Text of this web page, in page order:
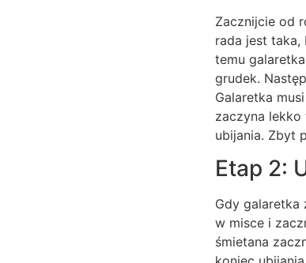
Zacznijcie od
rada jest taka,
temu
grudek.
Galaretka
zaczyna lekko
ubijania. Zbyt
Etap 2:
Gdy galaretka
w misce i
śmietana